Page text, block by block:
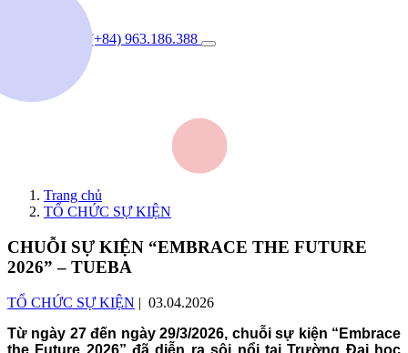
(+84) 963.186.388
Trang chủ
TỔ CHỨC SỰ KIỆN
CHUỖI SỰ KIỆN “EMBRACE THE FUTURE
2026” – TUEBA
TỔ CHỨC SỰ KIỆN | 03.04.2026
Từ ngày 27 đến ngày 29/3/2026, chuỗi sự kiện “Embrace
the Future 2026” đã diễn ra sôi nổi tại Trường Đại học